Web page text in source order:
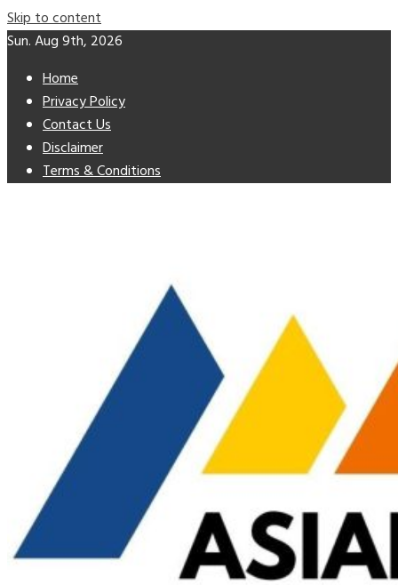
Skip to content
Sun. Aug 9th, 2026
Home
Privacy Policy
Contact Us
Disclaimer
Terms & Conditions